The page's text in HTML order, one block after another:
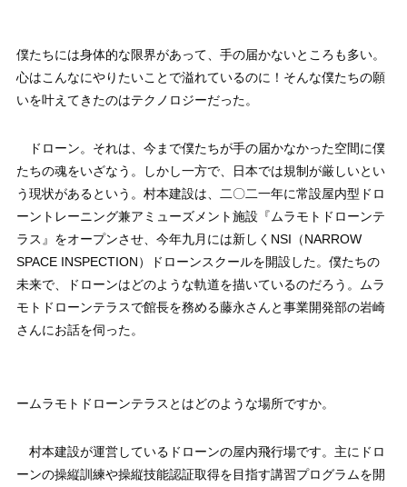
僕たちには身体的な限界があって、手の届かないところも多い。
心はこんなにやりたいことで溢れているのに！そんな僕たちの願
いを叶えてきたのはテクノロジーだった。
ドローン。それは、今まで僕たちが手の届かなかった空間に僕
たちの魂をいざなう。しかし一方で、日本では規制が厳しいとい
う現状があるという。村本建設は、二〇二一年に常設屋内型ドロ
ーントレーニング兼アミューズメント施設『ムラモトドローンテ
ラス』をオープンさせ、今年九月には新しくNSI（NARROW
SPACE INSPECTION）ドローンスクールを開設した。僕たちの
未来で、ドローンはどのような軌道を描いているのだろう。ムラ
モトドローンテラスで館長を務める藤永さんと事業開発部の岩崎
さんにお話を伺った。
ームラモトドローンテラスとはどのような場所ですか。
村本建設が運営しているドローンの屋内飛行場です。主にドロ
ーンの操縦訓練や操縦技能認証取得を目指す講習プログラムを開